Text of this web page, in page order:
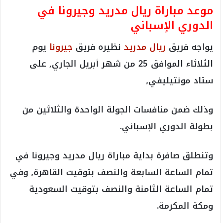
موعد مباراة ريال مدريد وجيرونا في
الدوري الإسباني
يواجه فريق ريال مدريد نظيره فريق جيرونا يوم
الثلاثاء الموافق 25 من شهر أبريل الجاري, على
ستاد مونتيليفي,
وذلك ضمن منافسات الجولة الواحدة والثلاثين من
بطولة الدوري الإسباني.
وتنطلق صافرة بداية مباراة ريال مدريد وجيرونا في
تمام الساعة السابعة والنصف بتوقيت القاهرة, وفي
تمام الساعة الثامنة والنصف بتوقيت السعودية
ومكة المكرمة.